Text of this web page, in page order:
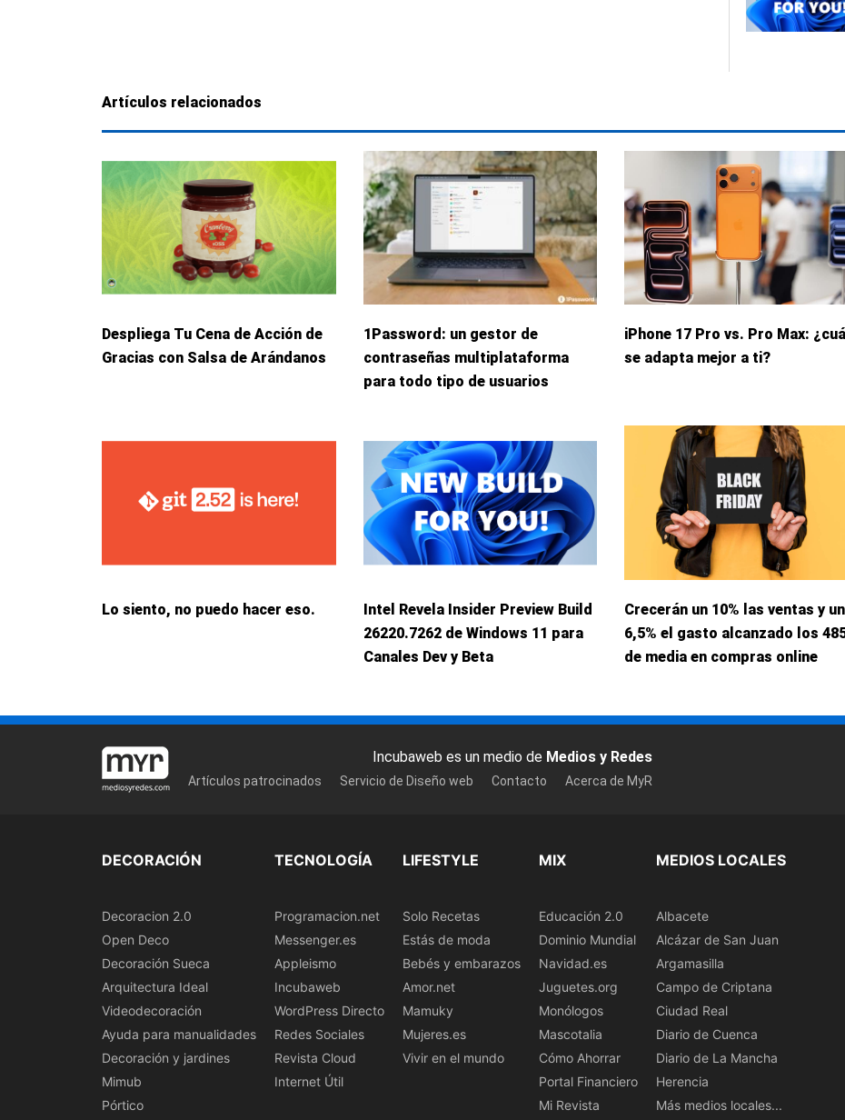
Artículos relacionados
Despliega Tu Cena de Acción de
Gracias con Salsa de Arándanos
1Password: un gestor de
contraseñas multiplataforma
para todo tipo de usuarios
iPhone 17 Pro vs. Pro Max: ¿cuál
se adapta mejor a ti?
Lo siento, no puedo hacer eso.
Intel Revela Insider Preview Build
26220.7262 de Windows 11 para
Canales Dev y Beta
Crecerán un 10% las ventas y un
6,5% el gasto alcanzado los
de media en compras online
Incubaweb es un medio de Medios y Redes
Artículos patrocinados Servicio de Diseño web Contacto Acerca de MyR
DECORACIÓN
Decoracion 2.0
Open Deco
Decoración Sueca
Arquitectura Ideal
Videodecoración
Ayuda para manualidades
Decoración y jardines
Mimub
Pórtico
TECNOLOGÍA
Programacion.net
Messenger.es
Appleismo
Incubaweb
WordPress Directo
Redes Sociales
Revista Cloud
Internet Útil
LIFESTYLE
Solo Recetas
Estás de moda
Bebés y embarazos
Amor.net
Mamuky
Mujeres.es
Vivir en el mundo
MIX
Educación 2.0
Dominio Mundial
Navidad.es
Juguetes.org
Monólogos
Mascotalia
Cómo Ahorrar
Portal Financiero
Mi Revista
MEDIOS LOCALES
Albacete
Alcázar de San Juan
Argamasilla
Campo de Criptana
Ciudad Real
Diario de Cuenca
Diario de La Mancha
Herencia
Más medios locales...